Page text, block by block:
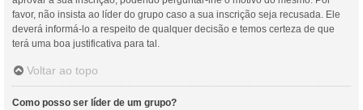
favor, não insista ao líder do grupo caso a sua inscrição seja recusada. Ele
deverá informá-lo a respeito de qualquer decisão e temos certeza de que
terá uma boa justificativa para tal.
Voltar ao topo
Como posso ser líder de um grupo?